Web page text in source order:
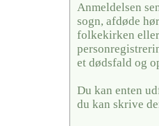
Anmeldelsen
sogn, afdøde
folkekirken
et dødsfald og
Du kan enten
du kan skrive